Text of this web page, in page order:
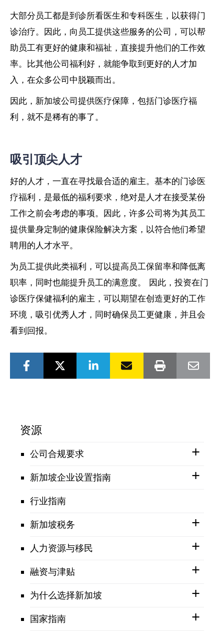
大部分员工都是到诊所看医生和专科医生，以获得门
诊治疗。因此，向员工提供这些服务的公司，可以帮
助员工有更好的健康和福祉，直接提升他们的工作效
率。比其他公司福利好，就能争取到更好的人才加
入，在众多公司中脱颖而出。
因此，新加坡公司提供医疗保障，包括门诊医疗福
利，就不是稀有的事了。
吸引顶尖人才
好的人才，一直在寻找最合适的雇主。基本的门诊医
疗福利，是最低的福利要求，绝对是人才在接受某份
工作之前会考虑的事项。因此，许多公司将为其员工
提供量身定制的健康保险解决方案，以符合他们希望
聘用的人才水平。
为员工提供此类福利，可以提高员工保留率和降低离
职率，同时也能提升员工的满意度。 因此，投资在门
诊医疗保健福利的雇主，可以期望在创造更好的工作
环境，吸引优秀人才，同时确保员工更健康，并且会
看到回报。
资源
公司合规要求
新加坡企业设置指南
行业指南
新加坡税务
人力资源与移民
融资与津贴
为什么选择新加坡
国家指南